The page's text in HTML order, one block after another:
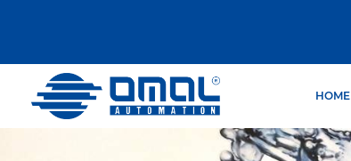
HOME